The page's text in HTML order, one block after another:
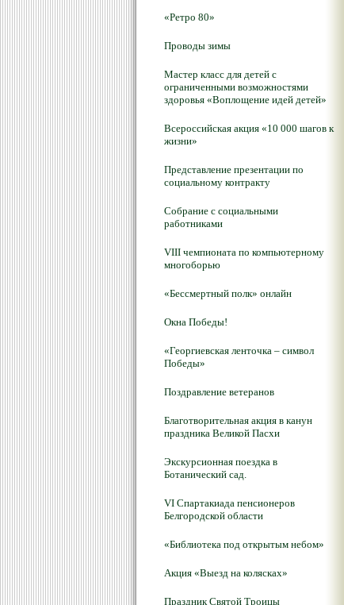
«Ретро 80»
Проводы зимы
Мастер класс для детей с
ограниченными возможностями
здоровья «Воплощение идей детей»
Всероссийская акция «10 000 шагов к
жизни»
Представление презентации по
социальному контракту
Собрание с социальными
работниками
VIII чемпионата по компьютерному
многоборью
«Бессмертный полк» онлайн
Окна Победы!
«Георгиевская ленточка – символ
Победы»
Поздравление ветеранов
Благотворительная акция в канун
праздника Великой Пасхи
Экскурсионная поездка в
Ботанический сад.
VI Спартакиада пенсионеров
Белгородской области
«Библиотека под открытым небом»
Акция «Выезд на колясках»
Праздник Святой Троицы